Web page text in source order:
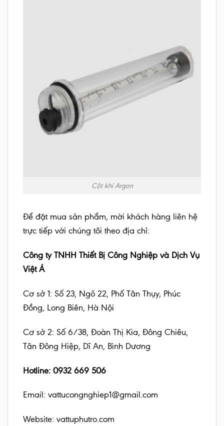
Cột khí Argon
Để đặt mua sản phẩm, mời khách hàng liên hệ
trực tiếp với chúng tôi theo địa chỉ:
Công ty TNHH Thiết Bị Công Nghiệp và Dịch Vụ
Việt Á
Cơ sở 1: Số 23, Ngõ 22, Phố Tân Thụy, Phúc
Đồng, Long Biên, Hà Nội
Cơ sở 2: Số 6/38, Đoàn Thị Kia, Đông Chiêu,
Tân Đông Hiệp, Dĩ An, Bình Dương
Hotline: 0932 669 506
Email: vattucongnghiep1@gmail.com
Website: vattuphutro.com